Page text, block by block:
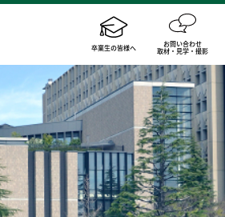
卒業生の皆様へ お問い合わせ
取材・見学・撮影